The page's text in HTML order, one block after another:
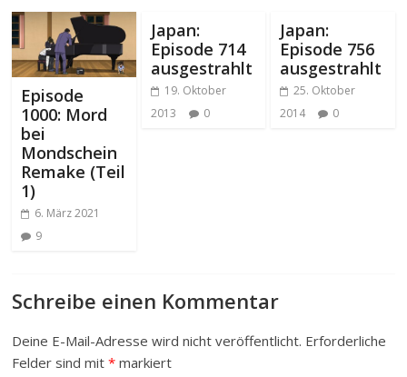
Episode
1000: Mord
bei
Mondschein
Remake (Teil
1)
6. März 2021
9
Japan:
Episode 714
ausgestrahlt
19. Oktober
2013
0
Japan:
Episode 756
ausgestrahlt
25. Oktober
2014
0
Schreibe einen Kommentar
Deine E-Mail-Adresse wird nicht veröffentlicht. Erforderliche
Felder sind mit* markiert